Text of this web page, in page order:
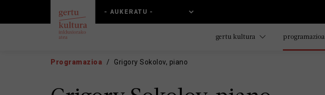
main
main
gertu kultura programazioa
Programazioa Grigory Sokolov, piano